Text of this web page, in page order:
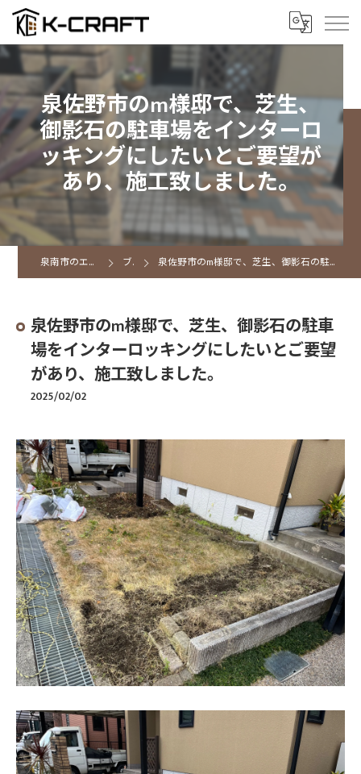
泉佐野市のm様邸で、芝生、
御影石の駐車場をインターロ
ッキングにしたいとご要望が
あり、施工致しました。
泉南市のエクステリアならK CRAFT ブログ 泉佐野市のm様邸で、芝生、御影石の駐車場をインターロッキングにしたいとご要望があり、施工致しました。
泉佐野市のm様邸で、芝生、御影石の駐車
場をインターロッキングにしたいとご要望
があり、施工致しました。
2025/02/02